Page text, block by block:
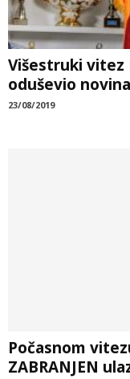
Višestruki vitez
oduševio
23/08/2019
Počasnom
ZABRANJEN